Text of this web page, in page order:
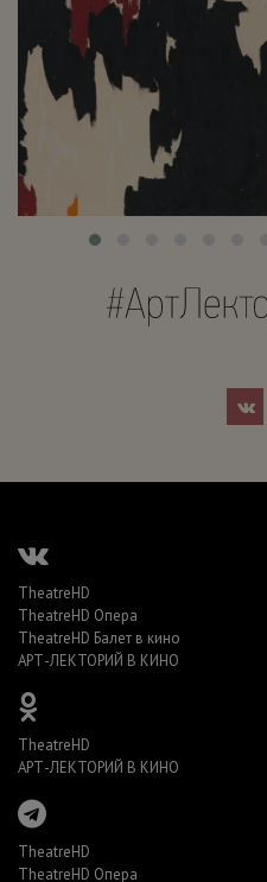
TheatreHD
TheatreHD Опера
TheatreHD Балет в кино
АРТ-ЛЕКТОРИЙ В КИНО
TheatreHD
АРТ-ЛЕКТОРИЙ В КИНО
TheatreHD
TheatreHD Опера